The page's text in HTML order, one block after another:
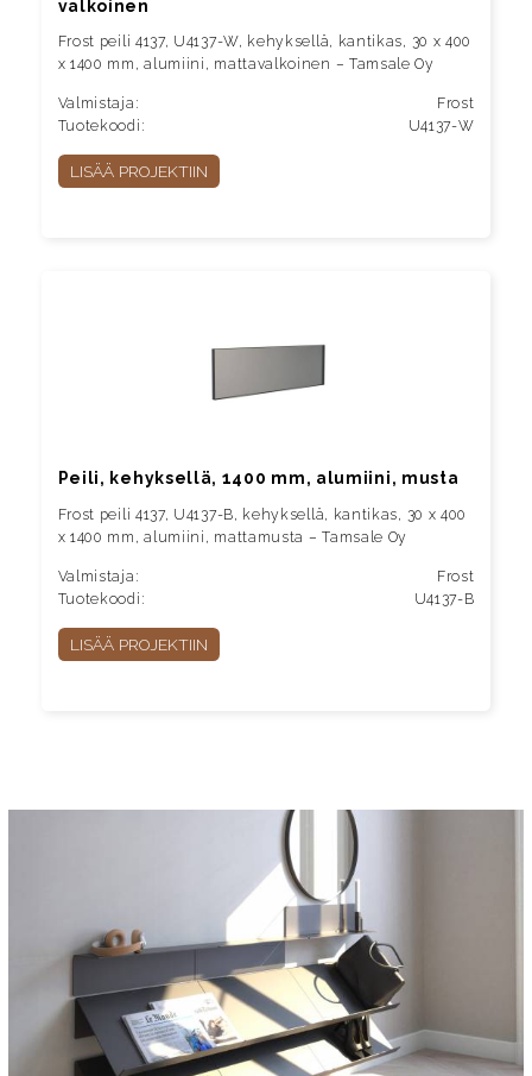
valkoinen
Frost peili 4137, U4137-W, kehyksellä, kantikas, 30 x 400
x 1400 mm, alumiini, mattavalkoinen – Tamsale Oy
Valmistaja:
Frost
Tuotekoodi:
U4137-W
LISÄÄ PROJEKTIIN
Peili, kehyksellä, 1400 mm, alumiini, musta
Frost peili 4137, U4137-B, kehyksellä, kantikas, 30 x 400
x 1400 mm, alumiini, mattamusta – Tamsale Oy
Valmistaja:
Frost
Tuotekoodi:
U4137-B
LISÄÄ PROJEKTIIN